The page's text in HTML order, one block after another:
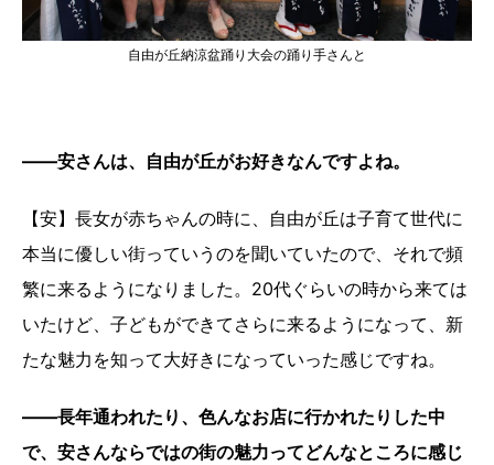
自由が丘納涼盆踊り大会の踊り手さんと
――安さんは、自由が丘がお好きなんですよね。
【安】長女が赤ちゃんの時に、自由が丘は子育て世代に
本当に優しい街っていうのを聞いていたので、それで頻
繁に来るようになりました。20代ぐらいの時から来ては
いたけど、子どもができてさらに来るようになって、新
たな魅力を知って大好きになっていった感じですね。
――長年通われたり、色んなお店に行かれたりした中
で、安さんならではの街の魅力ってどんなところに感じ